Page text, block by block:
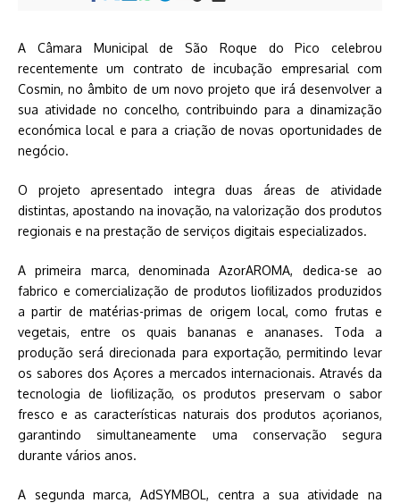
A Câmara Municipal de São Roque do Pico celebrou
recentemente um contrato de incubação empresarial com
Cosmin, no âmbito de um novo projeto que irá desenvolver a
sua atividade no concelho, contribuindo para a dinamização
económica local e para a criação de novas oportunidades de
negócio.
O projeto apresentado integra duas áreas de atividade
distintas, apostando na inovação, na valorização dos produtos
regionais e na prestação de serviços digitais especializados.
A primeira marca, denominada AzorAROMA, dedica-se ao
fabrico e comercialização de produtos liofilizados produzidos
a partir de matérias-primas de origem local, como frutas e
vegetais, entre os quais bananas e ananases. Toda a
produção será direcionada para exportação, permitindo levar
os sabores dos Açores a mercados internacionais. Através da
tecnologia de liofilização, os produtos preservam o sabor
fresco e as características naturais dos produtos açorianos,
garantindo simultaneamente uma conservação segura
durante vários anos.
A segunda marca, AdSYMBOL, centra a sua atividade na